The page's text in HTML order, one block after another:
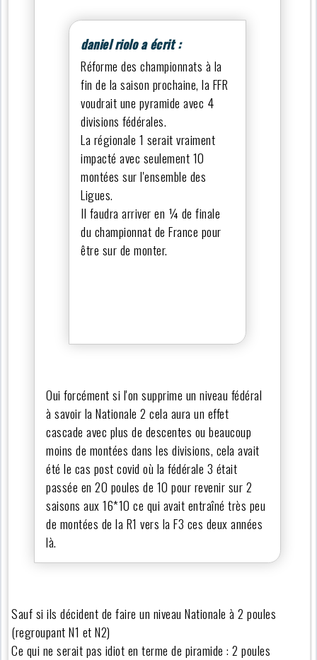
daniel riolo a écrit :
Réforme des championnats à la
fin de la saison prochaine, la FFR
voudrait une pyramide avec 4
divisions fédérales.
La régionale 1 serait vraiment
impacté avec seulement 10
montées sur l'ensemble des
Ligues.
Il faudra arriver en ¼ de finale
du championnat de France pour
être sur de monter.
Oui forcément si l'on supprime un niveau fédéral
à savoir la Nationale 2 cela aura un effet
cascade avec plus de descentes ou beaucoup
moins de montées dans les divisions, cela avait
été le cas post covid où la fédérale 3 était
passée en 20 poules de 10 pour revenir sur 2
saisons aux 16*10 ce qui avait entraîné très peu
de montées de la R1 vers la F3 ces deux années
là.
Sauf si ils décident de faire un niveau Nationale à 2 poules
(regroupant N1 et N2)
Ce qui ne serait pas idiot en terme de piramide : 2 poules